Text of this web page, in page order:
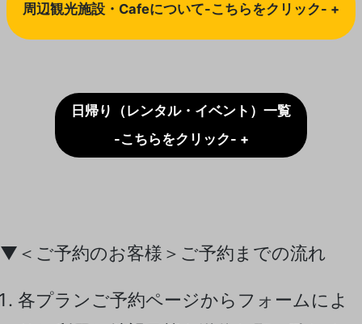
周辺観光施設・Cafeについて-こちらをクリック- +
日帰り（レンタル・イベント）一覧